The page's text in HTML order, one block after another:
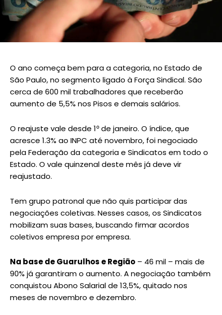
O ano começa bem para a categoria, no Estado de
São Paulo, no segmento ligado à Força Sindical. São
cerca de 600 mil trabalhadores que receberão
aumento de 5,5% nos Pisos e demais salários.
O reajuste vale desde 1º de janeiro. O índice, que
acresce 1.3% ao INPC até novembro, foi negociado
pela Federação da categoria e Sindicatos em todo o
Estado. O vale quinzenal deste mês já deve vir
reajustado.
Tem grupo patronal que não quis participar das
negociações coletivas. Nesses casos, os Sindicatos
mobilizam suas bases, buscando firmar acordos
coletivos empresa por empresa.
Na base de Guarulhos e Região – 46 mil – mais de
90% já garantiram o aumento. A negociação também
conquistou Abono Salarial de 13,5%, quitado nos
meses de novembro e dezembro.